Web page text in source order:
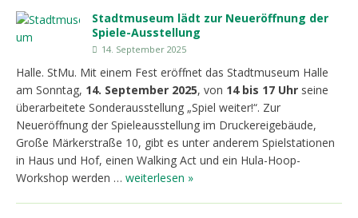
Stadtmuseum lädt zur Neueröffnung der
Spiele-Ausstellung
14. September 2025
Halle. StMu. Mit einem Fest eröffnet das Stadtmuseum Halle
am Sonntag, 14. September 2025, von 14 bis 17 Uhr seine
überarbeitete Sonderausstellung „Spiel weiter!“. Zur
Neueröffnung der Spieleausstellung im Druckereigebäude,
Große Märkerstraße 10, gibt es unter anderem Spielstationen
in Haus und Hof, einen Walking Act und ein Hula-Hoop-
Workshop werden … weiterlesen »